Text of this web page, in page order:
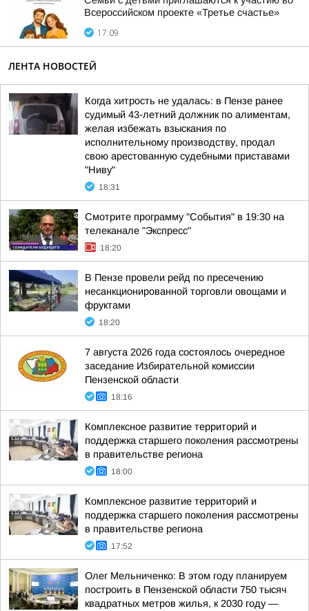
Всероссийском проекте «Третье счастье»
17:09
ЛЕНТА НОВОСТЕЙ
Когда хитрость не удалась: в Пензе ранее
судимый 43-летний должник по алиментам,
желая избежать взыскания по
исполнительному производству, продал
свою арестованную судебными приставами
"Ниву"
18:31
Смотрите программу "События" в 19:30 на
телеканале "Экспресс"
18:20
В Пензе провели рейд по пресечению
несанкционированной торговли овощами и
фруктами
18:20
7 августа 2026 года состоялось очередное
заседание Избирательной комиссии
Пензенской области
18:16
Комплексное развитие территорий и
поддержка старшего поколения рассмотрены
в правительстве региона
18:00
Комплексное развитие территорий и
поддержка старшего поколения рассмотрены
в правительстве региона
17:52
Олег Мельниченко: В этом году планируем
построить в Пензенской области 750 тысяч
квадратных метров жилья, к 2030 году —